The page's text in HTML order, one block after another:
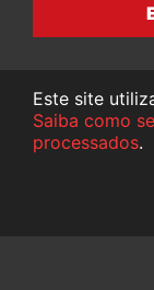
Este site
Saiba como
processados.